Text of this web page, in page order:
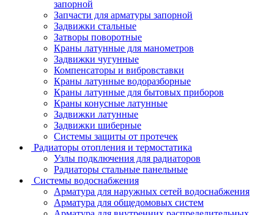
запорной
Запчасти для арматуры запорной
Задвижки стальные
Затворы поворотные
Краны латунные для манометров
Задвижки чугунные
Компенсаторы и вибровставки
Краны латунные водоразборные
Краны латунные для бытовых приборов
Краны конусные латунные
Задвижки латунные
Задвижки шиберные
Системы защиты от протечек
Радиаторы отопления и термостатика
Узлы подключения для радиаторов
Радиаторы стальные панельные
Системы водоснабжения
Арматура для наружных сетей водоснабжения
Арматура для общедомовых систем